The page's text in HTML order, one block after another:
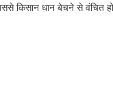
किसान धान बेचने से वंचित